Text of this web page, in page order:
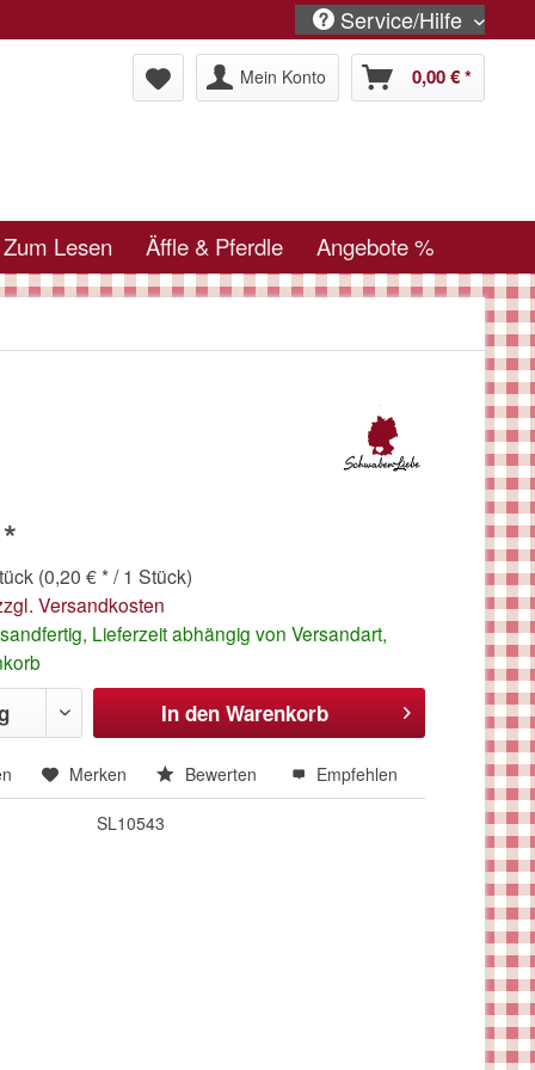
Service/Hilfe
Mein Konto 0,00 € *
Zum Lesen Äffle & Pferdle Angebote %
(0,20 € * / 1 Stück)
Versandkosten
Lieferzeit abhängig von Versandart,
In den Warenkorb
Merken Bewerten Empfehlen
SL10543